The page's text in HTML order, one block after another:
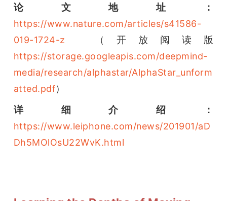
论文地址：
https://www.nature.com/articles/s41586-
019-1724-z
https://storage.googleapis.com/deepmind-
media/research/alphastar/AlphaStar_unform
atted.pdf）
详细介绍：
https://www.leiphone.com/news/201901/aD
Dh5MOlOsU22WvK.html